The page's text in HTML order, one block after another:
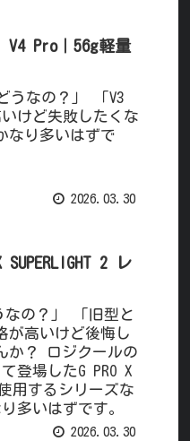
V4 Pro｜56g軽量
うなの？」 「V3
けど失敗したくな
なり多いはずで
2026.03.30
2 レ
なの？」 「旧型と
が高いけど後悔し
か？ ロジクールの
登場したG PRO X
用するシリーズな
多いはずです。
2026.03.30